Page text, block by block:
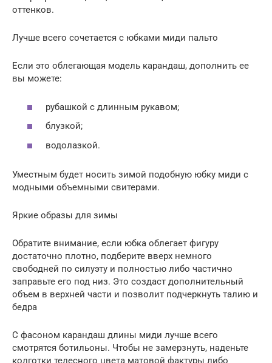
оттенков.
Лучше всего сочетается с юбками миди пальто
Если это облегающая модель карандаш, дополнить ее
вы можете:
рубашкой с длинным рукавом;
блузкой;
водолазкой.
Уместным будет носить зимой подобную юбку миди с
модными объемными свитерами.
Яркие образы для зимы
Обратите внимание, если юбка облегает фигуру
достаточно плотно, подберите вверх немного
свободней по силуэту и полностью либо частично
заправьте его под низ. Это создаст дополнительный
объем в верхней части и позволит подчеркнуть талию и
бедра
С фасоном карандаш длины миди лучше всего
смотрятся ботильоны. Чтобы не замерзнуть, наденьте
колготки телесного цвета матовой фактуры либо